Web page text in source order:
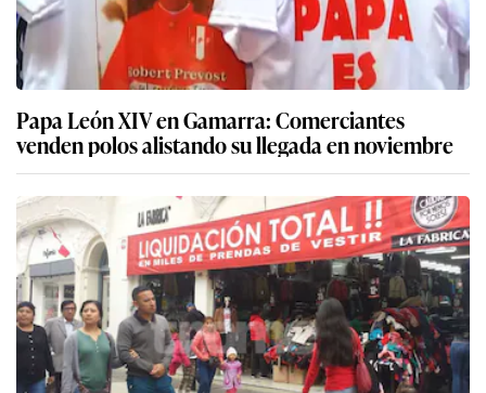
Papa León XIV en Gamarra: Comerciantes
venden polos alistando su llegada en noviembre